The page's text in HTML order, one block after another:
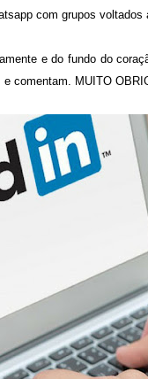
com grupos voltados
e do fundo do
comentam. MUITO